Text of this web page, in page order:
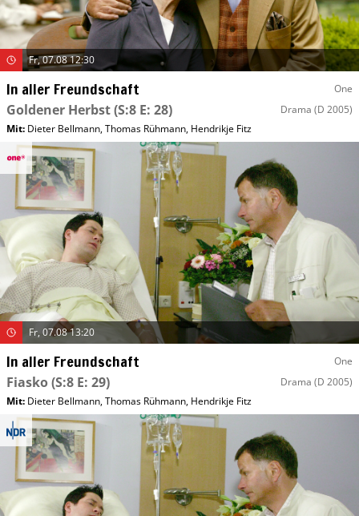
Fr, 07.08 12:30
In aller Freundschaft One
Goldener Herbst(S:8 E: 28) Drama (D 2005)
Mit: Dieter Bellmann,Thomas Rühmann, Hendrikje Fitz
Fr, 07.08 13:20
In aller Freundschaft One
Fiasko(S:8 E: 29) Drama (D 2005)
Mit: Dieter Bellmann,Thomas Rühmann, Hendrikje Fitz